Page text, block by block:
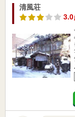
清風荘
3.0